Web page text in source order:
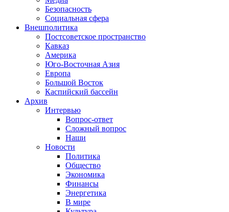
Безопасность
Социальная сфера
Внешполитика
Постсоветское пространство
Кавказ
Америка
Юго-Восточная Азия
Европа
Большой Восток
Каспийский бассейн
Архив
Интервью
Вопрос-ответ
Сложный вопрос
Наши
Новости
Политика
Общество
Экономика
Финансы
Энергетика
В мире